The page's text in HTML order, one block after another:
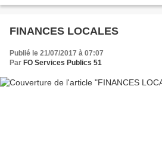
FINANCES LOCALES
Publié le 21/07/2017 à 07:07
Par FO Services Publics 51